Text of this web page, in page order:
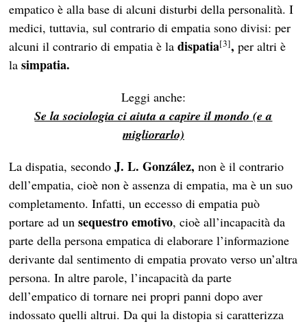
empatico è alla base di alcuni disturbi della personalità. I
medici, tuttavia, sul contrario di empatia sono divisi: per
alcuni il contrario di empatia è ladispatia[3],per altri è
lasimpatia.
Leggi anche:
Se la sociologia ci aiuta a capire il mondo (e a
migliorarlo)
La dispatia, secondoJ. L. González, non è il contrario
dell’empatia, cioè non è assenza di empatia, ma è un suo
completamento. Infatti, un eccesso di empatia può
portare ad unsequestro emotivo, cioè all’incapacità da
parte della persona empatica di elaborare l’informazione
derivante dal sentimento di empatia provato verso un’altra
persona. In altre parole, l’incapacità da parte
dell’empatico di tornare nei propri panni dopo aver
indossato quelli altrui. Da qui la distopia si caratterizza